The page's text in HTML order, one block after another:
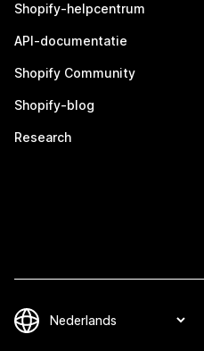
Shopify-helpcentrum
API-documentatie
Shopify Community
Shopify-blog
Research